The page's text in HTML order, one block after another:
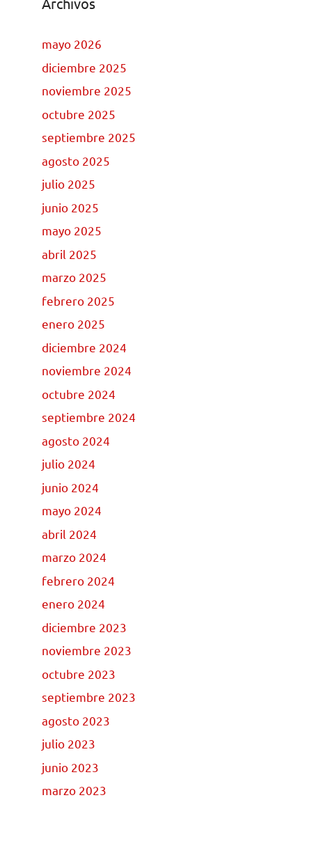
mayo 2026
diciembre 2025
noviembre 2025
octubre 2025
septiembre 2025
agosto 2025
julio 2025
junio 2025
mayo 2025
abril 2025
marzo 2025
febrero 2025
enero 2025
diciembre 2024
noviembre 2024
octubre 2024
septiembre 2024
agosto 2024
julio 2024
junio 2024
mayo 2024
abril 2024
marzo 2024
febrero 2024
enero 2024
diciembre 2023
noviembre 2023
octubre 2023
septiembre 2023
agosto 2023
julio 2023
junio 2023
marzo 2023